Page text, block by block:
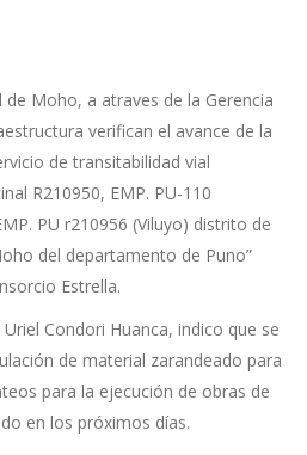
Moho, a atraves de la Gerencia
verifican el avance de la
de transitabilidad vial
R210950, EMP. PU-110
PU r210956 (Viluyo) distrito de
del departamento de Puno”
Estrella.
Condori Huanca, indico que se
de material zarandeado para
para la ejecución de obras de
en los próximos días.